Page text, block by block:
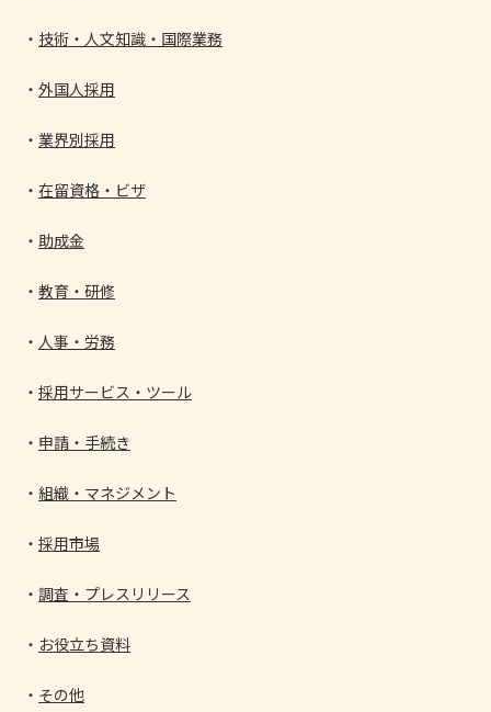
技術・人文知識・国際業務
外国人採用
業界別採用
在留資格・ビザ
助成金
教育・研修
人事・労務
採用サービス・ツール
申請・手続き
組織・マネジメント
採用市場
調査・プレスリリース
お役立ち資料
その他